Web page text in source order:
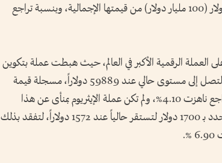
التغير الإجمالية خسارة نحو 0.1 تريليون دولار (100 مليار دولار) من قيمتها الإجمالية، وبنسبة تراجع
العملة الرقمية الأكبر في العالم، حيث هبطت عملة بتكوين
من مستواها السابق البالغ 62967 دولاراً لتصل إلى مستوى حالي عند 59889 دولاراً، مسجلة قيمة
تغير سالبة بلغت 3078 دولاراً، وبنسبة تراجع ناهزت 4.10%، ولم تكن عملة الإيثريوم بمنأى عن هذا
النزيف، إذ تراجعت من سعرها السابق المحدد بـ 1700 دولار لتستقر حالياً عند 1572 دولاراً، لتفقد بذلك